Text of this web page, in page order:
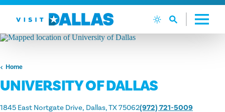
Ga naar de inhoud
Home
UNIVERSITY OF DALLAS
1845 East Nortgate Drive Dallas, TX 75062(972) 721-5009